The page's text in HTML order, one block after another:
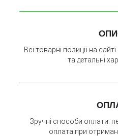
Всі товарні позиції на
та детальні
Зручні способи оплати:
оплата при